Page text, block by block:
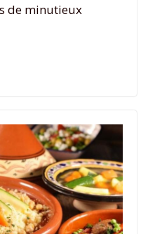
de minutieux